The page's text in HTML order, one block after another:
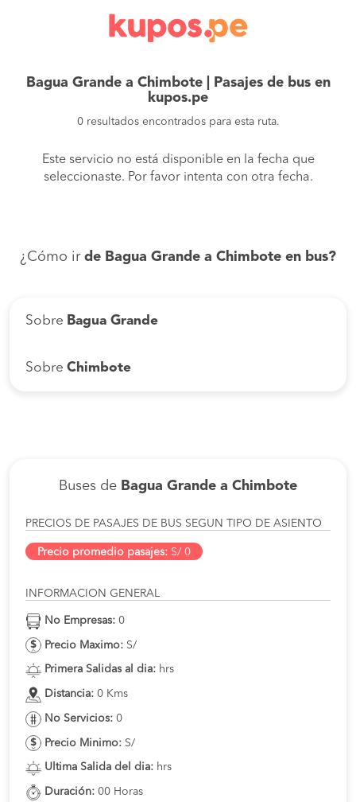
Bagua Grande a Chimbote | Pasajes de bus en
kupos.pe
0 resultados encontrados para esta ruta.
Este servicio no está disponible en la fecha que
seleccionaste. Por favor intenta con otra fecha.
¿Cómo ir de Bagua Grande a Chimbote en bus?
Sobre Bagua Grande
Sobre Chimbote
Buses de Bagua Grande a Chimbote
PRECIOS DE PASAJES DE BUS SEGUN TIPO DE ASIENTO
Precio promedio pasajes: S/ 0
INFORMACION GENERAL
No Empresas: 0
Precio Maximo: S/
Primera Salidas al dia: hrs
Distancia: 0 Kms
No Servicios: 0
Precio Minimo: S/
Ultima Salida del dia: hrs
Duración: 00 Horas